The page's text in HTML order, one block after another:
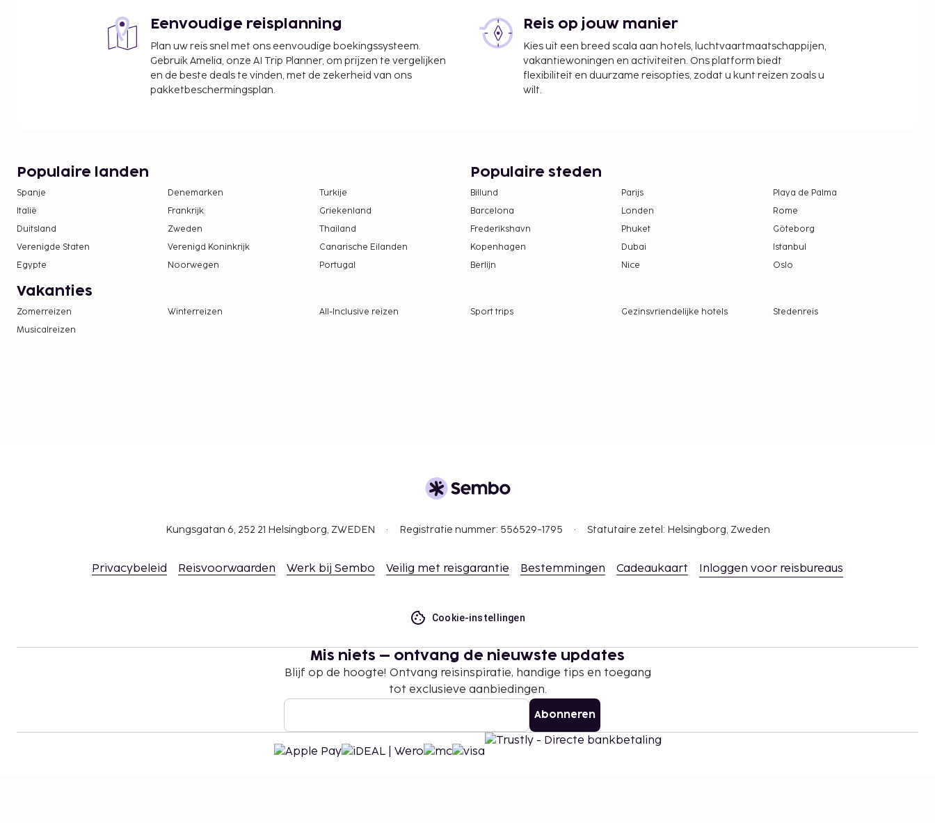
Eenvoudige reisplanning
Plan uw reis snel met ons eenvoudige boekingssysteem.
Gebruik Amelia, onze AI Trip Planner, om prijzen te vergelijken
en de beste deals te vinden, met de zekerheid van ons
pakketbeschermingsplan.
Reis op jouw manier
Kies uit een breed scala aan hotels, luchtvaartmaatschappijen,
vakantiewoningen en activiteiten. Ons platform biedt
flexibiliteit en duurzame reisopties, zodat u kunt reizen zoals u
wilt.
Populaire landen
Spanje Denemarken
Turkije
Italië
Frankrijk
Griekenland
Duitsland
Zweden
Thailand
Verenigde Staten
Verenigd Koninkrijk
Canarische Eilanden
Egypte
Noorwegen Portugal
Populaire steden
Billund Parijs
Playa de Palma
Barcelona
Londen
Rome
Frederikshavn
Phuket
Göteborg
Kopenhagen
Dubai
Istanbul
Berlijn
Nice Oslo
Vakanties
Zomerreizen Winterreizen All-Inclusive reizen Sport trips Gezinsvriendelijke hotels
Stedenreis
Musicalreizen
Kungsgatan 6, 252 21 Helsingborg, ZWEDEN Registratie nummer: 556529-1795 Statutaire zetel: Helsingborg, Zweden
Privacybeleid Reisvoorwaarden Werk bij Sembo Veilig met reisgarantie Bestemmingen Cadeaukaart Inloggen voor reisbureaus
Cookie-instellingen
Mis niets – ontvang de nieuwste updates
Blijf op de hoogte! Ontvang reisinspiratie, handige tips en toegang
tot exclusieve aanbiedingen.
Abonneren